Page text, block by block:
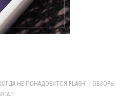
НЕ ПОНАДОБИТСЯ FLASH" | ОБЗОРЫ